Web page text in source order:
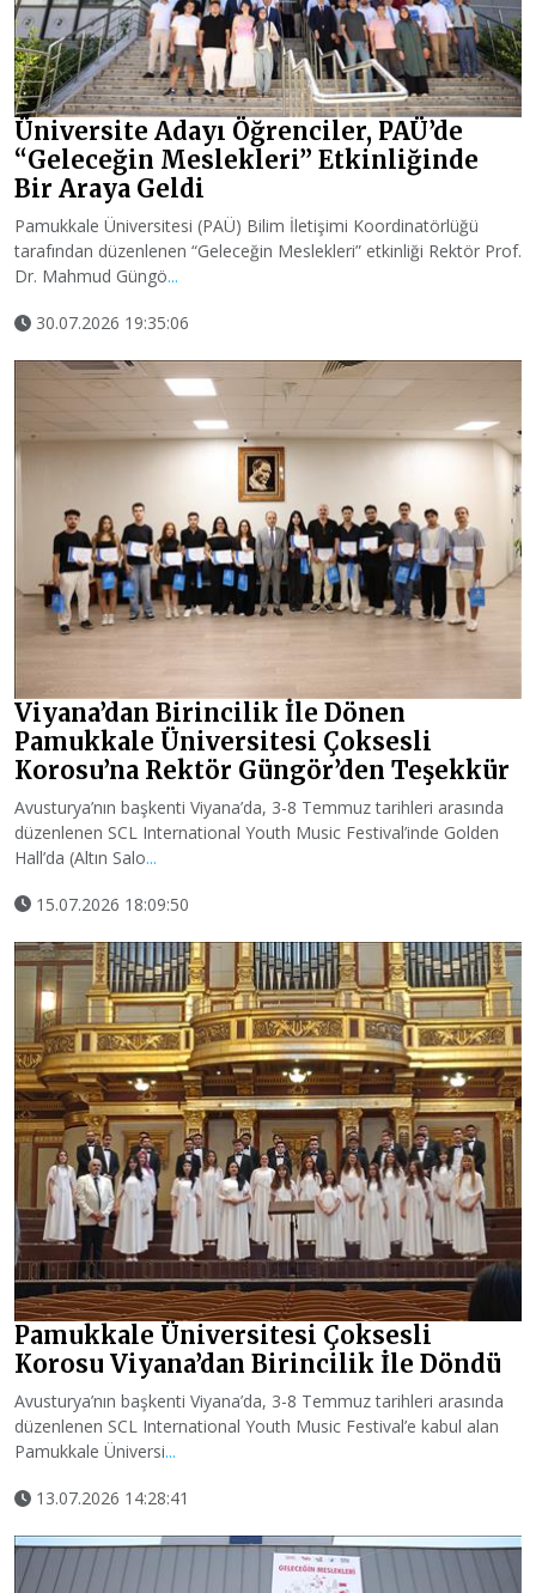
Üniversite Adayı Öğrenciler, PAÜ’de
“Geleceğin Meslekleri” Etkinliğinde
Bir Araya Geldi
Pamukkale Üniversitesi (PAÜ) Bilim İletişimi Koordinatörlüğü
tarafından düzenlenen “Geleceğin Meslekleri” etkinliği Rektör Prof.
Dr. Mahmud Güngö...
30.07.2026 19:35:06
Viyana’dan Birincilik İle Dönen
Pamukkale Üniversitesi Çoksesli
Korosu’na Rektör Güngör’den Teşekkür
Avusturya’nın başkenti Viyana’da, 3-8 Temmuz tarihleri arasında
düzenlenen SCL International Youth Music Festival’inde Golden
Hall’da (Altın Salo...
15.07.2026 18:09:50
Pamukkale Üniversitesi Çoksesli
Korosu Viyana’dan Birincilik İle Döndü
Avusturya’nın başkenti Viyana’da, 3-8 Temmuz tarihleri arasında
düzenlenen SCL International Youth Music Festival’e kabul alan
Pamukkale Üniversi...
13.07.2026 14:28:41